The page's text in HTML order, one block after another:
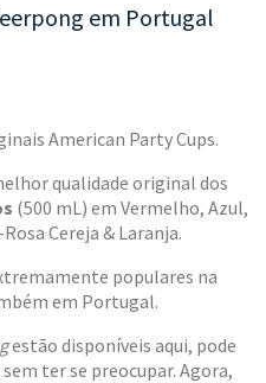
em Portugal
American Party Cups.
qualidade original dos
(500 mL) em Vermelho, Azul,
Cereja & Laranja.
populares na
em Portugal.
estão disponíveis aqui, pode
ter se preocupar. Agora,